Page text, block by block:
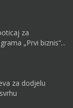
za
„Prvi biznis“...
za dodjelu